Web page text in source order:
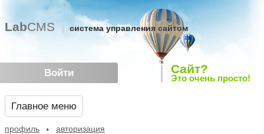
Войти
LabCMS система управления сайтом
Сайт?
Это очень просто!
Главное меню
профиль авторизация